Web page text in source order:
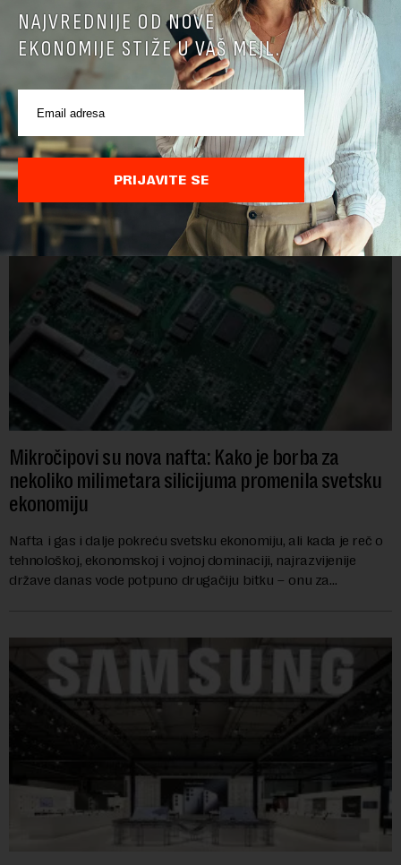
Troškovi razvoja veštačke inteligencije rastu brže
nego što je iko očekivao
Troškovi velikih kompanija koje se bave razvojem veštačke
inteligancije (AI) rastu više nego što je ranije očekivano, javlja
američka biznis TV mreža CNBC, a prenosi Beta.Skoro četiri
godine nakon početk...
Mikročipovi su nova nafta: Kako je borba za
nekoliko milimetara silicijuma promenila svetsku
ekonomiju
Nafta i gas i dalje pokreću svetsku ekonomiju, ali kada je reč o
tehnološkoj, ekonomskoj i vojnoj dominaciji, najrazvijenije
države danas vode potpuno drugačiju bitku – onu za
NAJVREDNIJE OD NOVE
EKONOMIJE STIŽE U VAŠ MEJL.
PRIJAVITE SE